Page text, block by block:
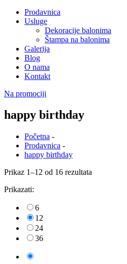
Prodavnica
Usluge
Dekoracije balonima
Štampa na balonima
Galerija
Blog
O nama
Kontakt
Na promociji
happy birthday
Početna -
Prodavnica -
happy birthday
Prikaz 1–12 od 16 rezultata
Prikazati:
6
12
24
36